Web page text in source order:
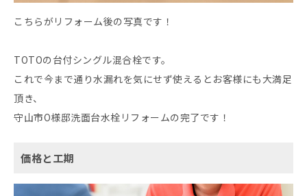
こちらがリフォーム後の写真です！
TOTOの台付シングル混合栓です。
これで今まで通り水漏れを気にせず使えるとお客様にも大満足
頂き、
守山市O様邸洗面台水栓リフォームの完了です！
価格と工期